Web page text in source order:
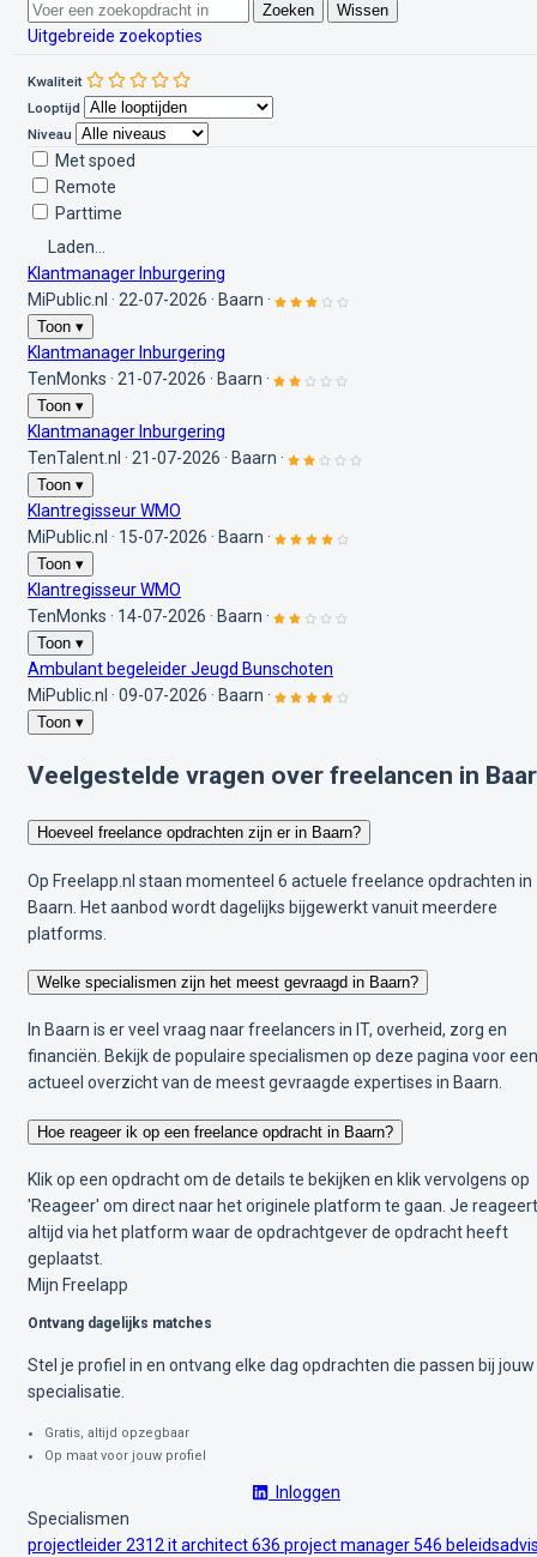
Zoeken Wissen
Uitgebreide zoekopties
Kwaliteit
Looptijd
Niveau
Met spoed
Remote
Parttime
Laden...
Klantmanager Inburgering
MiPublic.nl · 22-07-2026 · Baarn ·
Toon ▾
Klantmanager Inburgering
TenMonks · 21-07-2026 · Baarn ·
Toon ▾
Klantmanager Inburgering
TenTalent.nl · 21-07-2026 · Baarn ·
Toon ▾
Klantregisseur WMO
MiPublic.nl · 15-07-2026 · Baarn ·
Toon ▾
Klantregisseur WMO
TenMonks · 14-07-2026 · Baarn ·
Toon ▾
Ambulant begeleider Jeugd Bunschoten
MiPublic.nl · 09-07-2026 · Baarn ·
Toon ▾
Veelgestelde vragen over freelancen in
Hoeveel freelance opdrachten zijn er in Baarn?
Op Freelapp.nl staan momenteel 6 actuele freelance opdrachten in
Baarn. Het aanbod wordt dagelijks bijgewerkt vanuit meerdere
platforms.
Welke specialismen zijn het meest gevraagd in Baarn?
In Baarn is er veel vraag naar freelancers in IT, overheid, zorg en
financiën. Bekijk de populaire specialismen op deze pagina voor een
actueel overzicht van de meest gevraagde expertises in Baarn.
Hoe reageer ik op een freelance opdracht in Baarn?
Klik op een opdracht om de details te bekijken en klik vervolgens op
'Reageer' om direct naar het originele platform te gaan. Je reageert
altijd via het platform waar de opdrachtgever de opdracht heeft
geplaatst.
Mijn Freelapp
Ontvang dagelijks matches
Stel je profiel in en ontvang elke dag opdrachten die passen bij jouw
specialisatie.
Gratis, altijd opzegbaar
Op maat voor jouw profiel
Inloggen
Specialismen
projectleider2312 it architect636 project manager546